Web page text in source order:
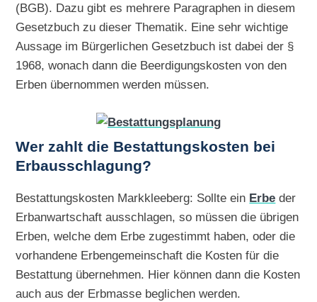
(BGB). Dazu gibt es mehrere Paragraphen in diesem
Gesetzbuch zu dieser Thematik. Eine sehr wichtige
Aussage im Bürgerlichen Gesetzbuch ist dabei der §
1968, wonach dann die Beerdigungskosten von den
Erben übernommen werden müssen.
Wer zahlt die Bestattungskosten bei
Erbausschlagung?
Bestattungskosten Markkleeberg: Sollte ein Erbe der
Erbanwartschaft ausschlagen, so müssen die übrigen
Erben, welche dem Erbe zugestimmt haben, oder die
vorhandene Erbengemeinschaft die Kosten für die
Bestattung übernehmen. Hier können dann die Kosten
auch aus der Erbmasse beglichen werden.